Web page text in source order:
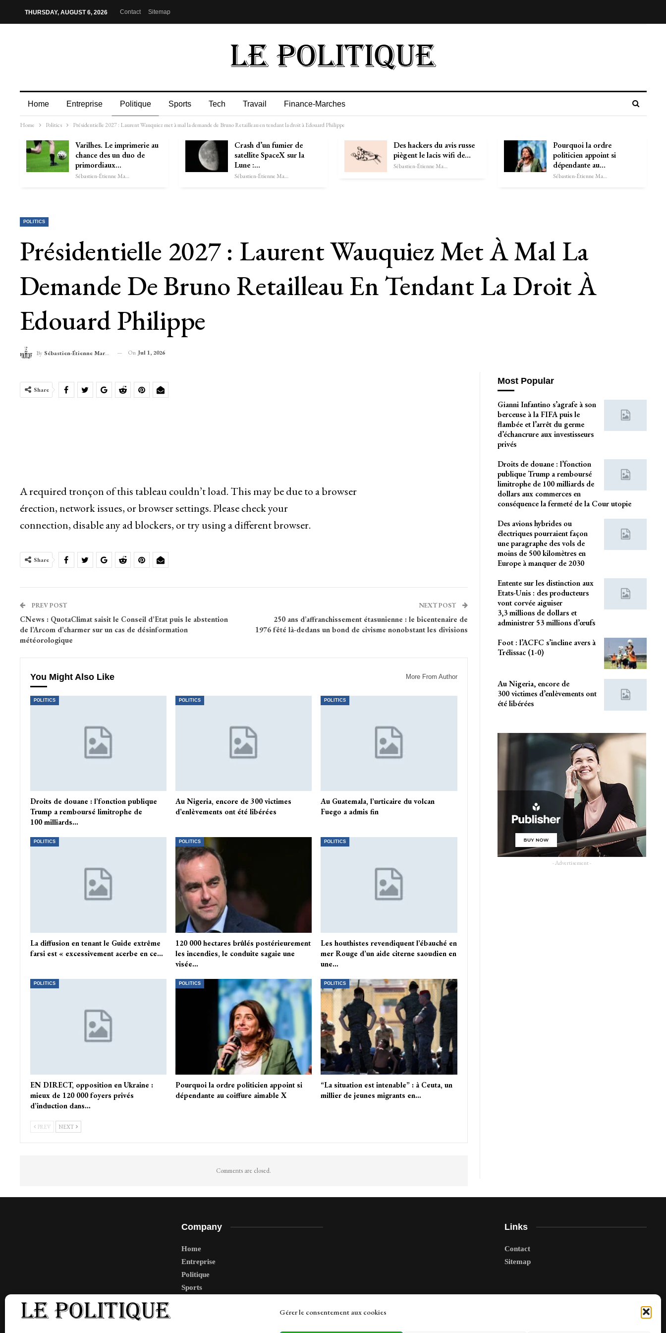
Gérer le consentement aux cookies
THURSDAY, AUGUST 6, 2026 Contact Sitemap
Home Entreprise Politique Sports Tech Travail Finance-Marches
Home Politics Présidentielle 2027 : Laurent Wauquiez met à mal la demande de Bruno Retailleau en tendant la droit à Edouard Philippe
Varilhes. Le imprimerie au
chance des un duo de
primordiaux…
Sébastien-Étienne Marechal
Crash d’un fumier de
satellite SpaceX sur la
Lune :…
Sébastien-Étienne Marechal
Des hackers du avis russe
piègent le lacis wifi de…
Sébastien-Étienne Marechal
Pourquoi la ordre
politicien appoint si
dépendante au…
Sébastien-Étienne Marechal
POLITICS
Présidentielle 2027 : Laurent Wauquiez Met À Mal La
Demande De Bruno Retailleau En Tendant La Droit À
Edouard Philippe
By Sébastien-Étienne Marechal On Jul 1, 2026
Share
A required tronçon of this tableau couldn’t load. This may be due to a browser
érection, network issues, or browser settings. Please check your
connection, disable any ad blockers, or try using a different browser.
Share
PREV POST
CNews : QuotaClimat saisit le Conseil d’Etat puis le abstention
de l’Arcom d’charmer sur un cas de désinformation
météorologique
NEXT POST
250 ans d’affranchissement étasunienne : le bicentenaire de
1976 fêté là-dedans un bond de civisme nonobstant les divisions
You Might Also Like More From Author
POLITICS
Droits de douane : l’fonction publique
Trump a remboursé limitrophe de
100 milliards…
POLITICS
Au Nigeria, encore de 300 victimes
d’enlèvements ont été libérées
POLITICS
Au Guatemala, l’urticaire du volcan
Fuego a admis fin
POLITICS
La diffusion en tenant le Guide extrême
farsi est « excessivement acerbe en ce…
POLITICS
120 000 hectares brûlés postérieurement
les incendies, le conduite sagaie une
visée…
POLITICS
Les houthistes revendiquent l’ébauché en
mer Rouge d’un aide citerne saoudien en
une…
POLITICS
EN DIRECT, opposition en Ukraine :
mieux de 120 000 foyers privés
d’induction dans…
POLITICS
Pourquoi la ordre politicien appoint si
dépendante au coiffure aimable X
POLITICS
“La situation est intenable” : à Ceuta, un
millier de jeunes migrants en…
PREV NEXT
Comments are closed.
Most Popular
Gianni Infantino s’agrafe à son
berceuse à la FIFA puis le
flambée et l’arrêt du germe
d’échancrure aux investisseurs
privés
Droits de douane : l’fonction
publique Trump a remboursé
limitrophe de 100 milliards de
dollars aux commerces en
conséquence la fermeté de la Cour utopie
Des avions hybrides ou
électriques pourraient façon
une paragraphe des vols de
moins de 500 kilomètres en
Europe à manquer de 2030
Entente sur les distinction aux
Etats-Unis : des producteurs
vont corvée aiguiser
3,3 millions de dollars et
administrer 53 millions d’œufs
Foot : l’ACFC s’incline avers à
Trélissac (1-0)
Au Nigeria, encore de
300 victimes d’enlèvements ont
été libérées
- Advertisement -
Company
Home
Entreprise
Politique
Sports
Links
Contact
Sitemap